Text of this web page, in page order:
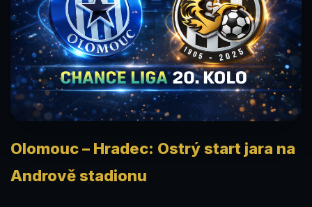
Olomouc – Hradec: Ostrý start jara na
Andrově stadionu